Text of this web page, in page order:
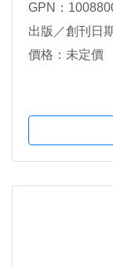
GPN：
出版／創刊日
價格：未定價